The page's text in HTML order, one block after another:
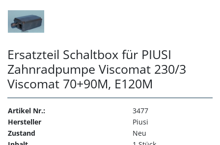
Ersatzteil Schaltbox für PIUSI
Zahnradpumpe Viscomat 230/3
Viscomat 70+90M, E120M
Artikel Nr.:
3477
Hersteller
Piusi
Zustand
Neu